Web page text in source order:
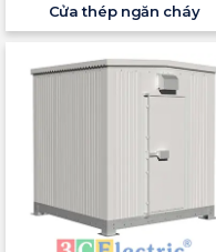
Cửa thép ngăn cháy